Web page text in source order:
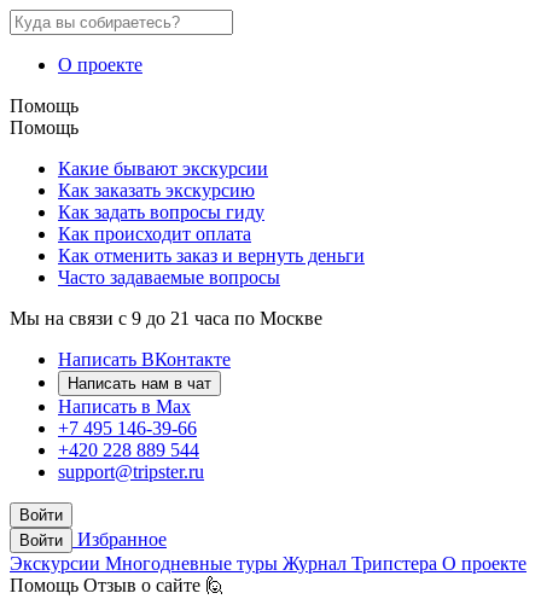
О проекте
Помощь
Помощь
Какие бывают экскурсии
Как заказать экскурсию
Как задать вопросы гиду
Как происходит оплата
Как отменить заказ и вернуть деньги
Часто задаваемые вопросы
Мы на связи с 9 до 21 часа по Москве
Написать ВКонтакте
Написать нам в чат
Написать в Max
+7 495 146-39-66
+420 228 889 544
support@tripster.ru
Войти
Войти
Избранное
Экскурсии Многодневные туры Журнал Трипстера О проекте
Помощь Отзыв о сайте 🙋